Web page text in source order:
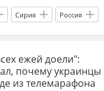
Сирия Россия
война
Ближний Восток
Боевики
ежей доели":
почему украинцы
из телемарафона